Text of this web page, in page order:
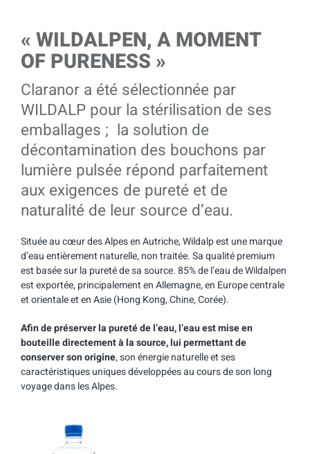
« WILDALPEN, A MOMENT
OF PURENESS »
Claranor a été sélectionnée par
WILDALP pour la stérilisation de ses
emballages ; la solution de
décontamination des bouchons par
lumière pulsée répond parfaitement
aux exigences de pureté et de
naturalité de leur source d’eau.
Située au cœur des Alpes en Autriche, Wildalp est une marque
d’eau entièrement naturelle, non traitée. Sa qualité premium
est basée sur la pureté de sa source. 85% de l’eau de Wildalpen
est exportée, principalement en Allemagne, en Europe centrale
et orientale et en Asie (Hong Kong, Chine, Corée).
Afin de préserver la pureté de l’eau, l’eau est mise en
bouteille directement à la source, lui permettant de
conserver son origine, son énergie naturelle et ses
caractéristiques uniques développées au cours de son long
voyage dans les Alpes.